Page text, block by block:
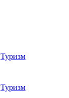
Туризм
Туризм